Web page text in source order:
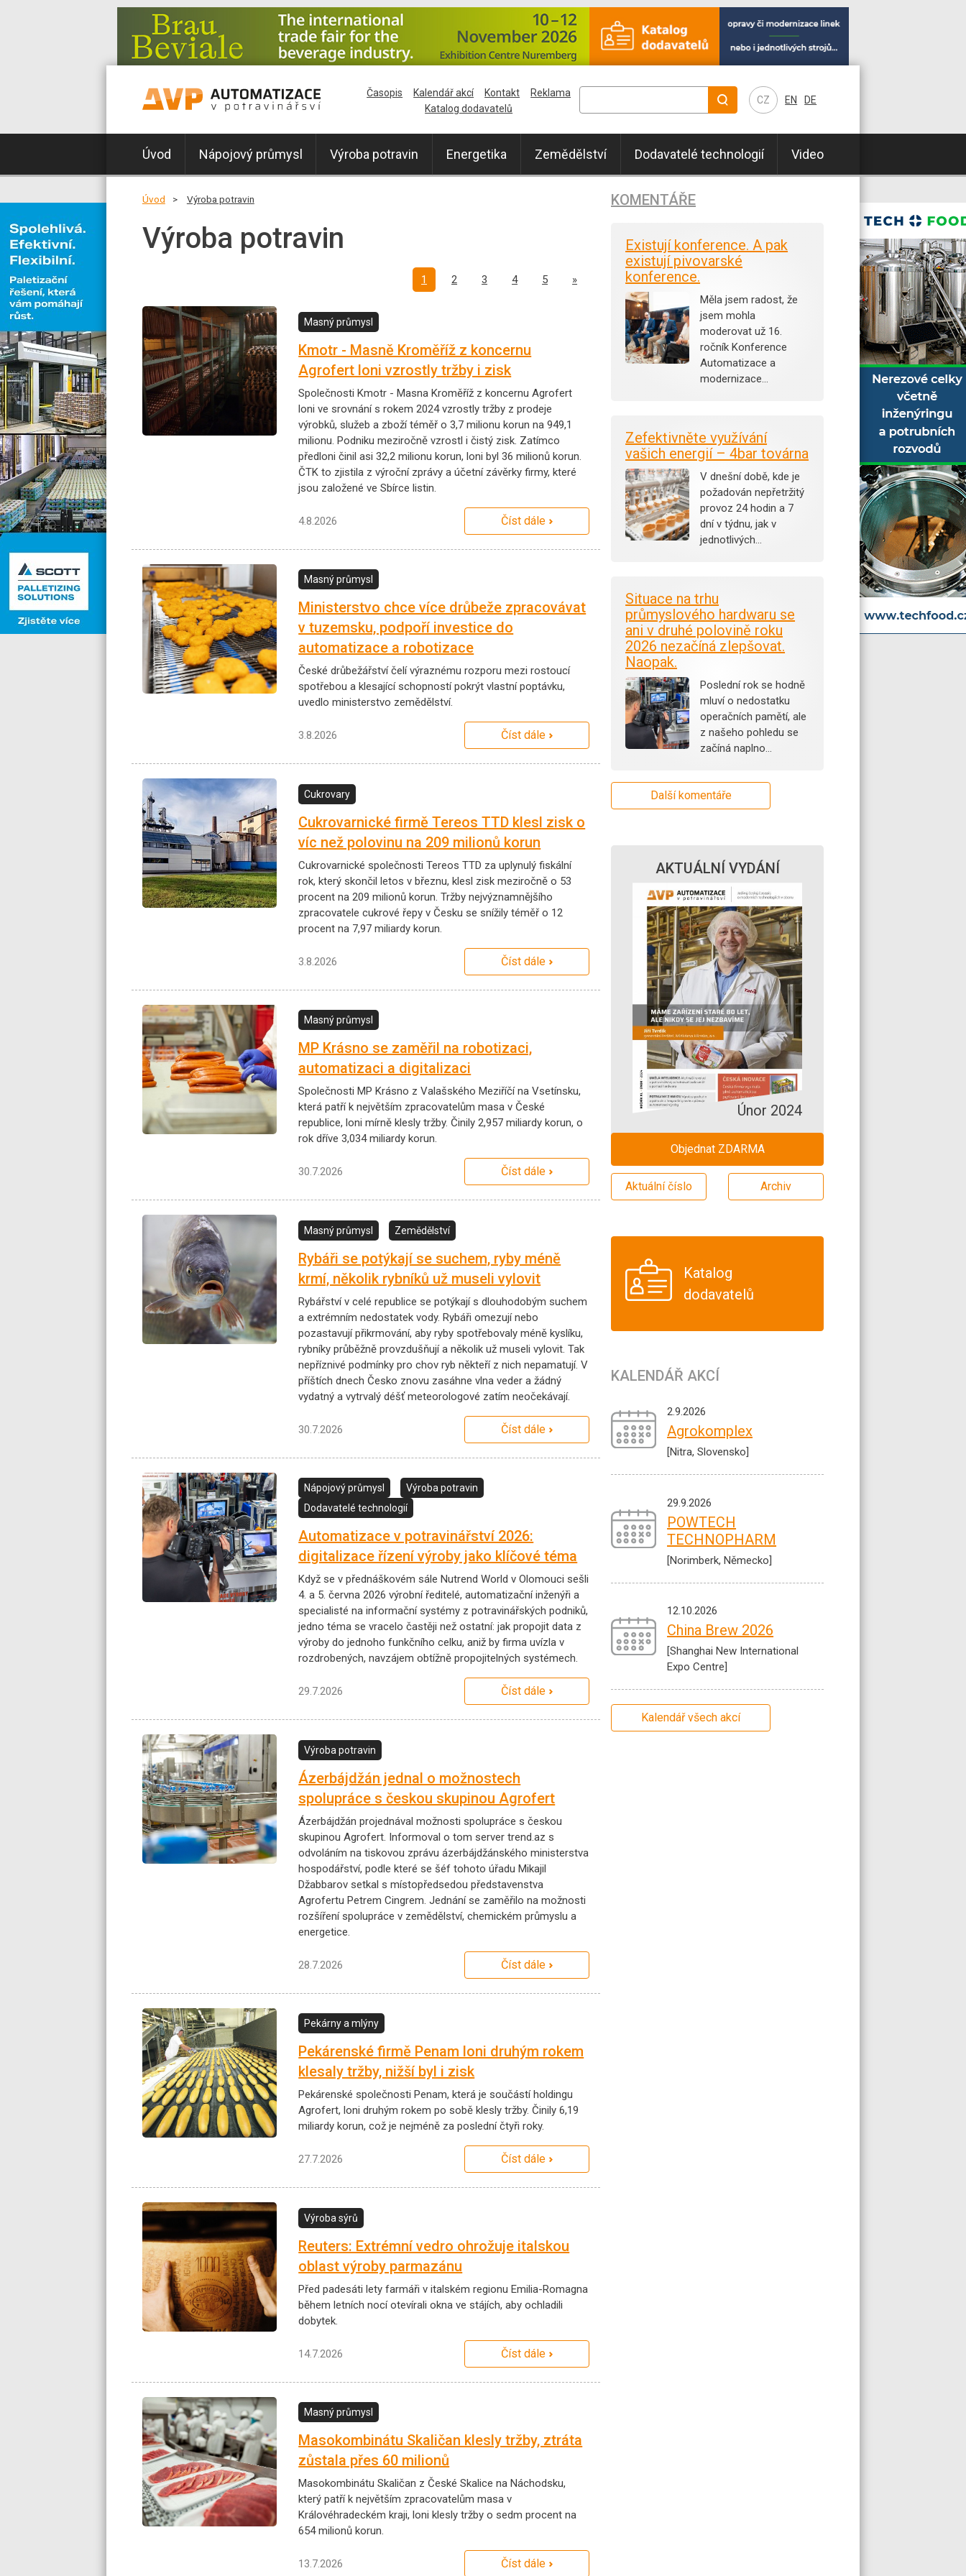
CZ EN DE
Úvod Nápojový průmysl Výroba potravin Energetika Zemědělství Dodavatelé technologií Video
Časopis Kalendář akcí Kontakt
Reklama
Katalog dodavatelů
Úvod Výroba potravin
Výroba potravin
1 2 3 4 5 »Další
Masný průmysl
Kmotr - Masně Kroměříž z koncernu
Agrofert loni vzrostly tržby i zisk
Společnosti Kmotr - Masna Kroměříž z koncernu Agrofert
loni ve srovnání s rokem 2024 vzrostly tržby z prodeje
výrobků, služeb a zboží téměř o 3,7 milionu korun na 949,1
milionu. Podniku meziročně vzrostl i čistý zisk. Zatímco
předloni činil asi 32,2 milionu korun, loni byl 36 milionů korun.
ČTK to zjistila z výroční zprávy a účetní závěrky firmy, které
jsou založené ve Sbírce listin.
4.8.2026 Číst dále
Masný průmysl
Ministerstvo chce více drůbeže zpracovávat
v tuzemsku, podpoří investice do
automatizace a robotizace
České drůbežářství čelí výraznému rozporu mezi rostoucí
spotřebou a klesající schopností pokrýt vlastní poptávku,
uvedlo ministerstvo zemědělství.
3.8.2026 Číst dále
Cukrovary
Cukrovarnické firmě Tereos TTD klesl zisk o
víc než polovinu na 209 milionů korun
Cukrovarnické společnosti Tereos TTD za uplynulý fiskální
rok, který skončil letos v březnu, klesl zisk meziročně o 53
procent na 209 milionů korun. Tržby nejvýznamnějšího
zpracovatele cukrové řepy v Česku se snížily téměř o 12
procent na 7,97 miliardy korun.
3.8.2026 Číst dále
Masný průmysl
MP Krásno se zaměřil na robotizaci,
automatizaci a digitalizaci
Společnosti MP Krásno z Valašského Meziříčí na Vsetínsku,
která patří k největším zpracovatelům masa v České
republice, loni mírně klesly tržby. Činily 2,957 miliardy korun, o
rok dříve 3,034 miliardy korun.
30.7.2026 Číst dále
Masný průmysl Zemědělství
Rybáři se potýkají se suchem, ryby méně
krmí, několik rybníků už museli vylovit
Rybářství v celé republice se potýkají s dlouhodobým suchem
a extrémním nedostatek vody. Rybáři omezují nebo
pozastavují přikrmování, aby ryby spotřebovaly méně kyslíku,
rybníky průběžně provzdušňují a několik už museli vylovit. Tak
nepříznivé podmínky pro chov ryb někteří z nich nepamatují. V
příštích dnech Česko znovu zasáhne vlna veder a žádný
vydatný a vytrvalý déšť meteorologové zatím neočekávají.
30.7.2026 Číst dále
Nápojový průmysl
Výroba potravin
Dodavatelé technologií
Automatizace v potravinářství 2026:
digitalizace řízení výroby jako klíčové téma
Když se v přednáškovém sále Nutrend World v Olomouci sešli
4. a 5. června 2026 výrobní ředitelé, automatizační inženýři a
specialisté na informační systémy z potravinářských podniků,
jedno téma se vracelo častěji než ostatní: jak propojit data z
výroby do jednoho funkčního celku, aniž by firma uvízla v
rozdrobených, navzájem obtížně propojitelných systémech.
29.7.2026 Číst dále
Výroba potravin
Ázerbájdžán jednal o možnostech
spolupráce s českou skupinou Agrofert
Ázerbájdžán projednával možnosti spolupráce s českou
skupinou Agrofert. Informoval o tom server trend.az s
odvoláním na tiskovou zprávu ázerbájdžánského ministerstva
hospodářství, podle které se šéf tohoto úřadu Mikajil
Džabbarov setkal s místopředsedou představenstva
Agrofertu Petrem Cingrem. Jednání se zaměřilo na možnosti
rozšíření spolupráce v zemědělství, chemickém průmyslu a
energetice.
28.7.2026 Číst dále
Pekárny a mlýny
Pekárenské firmě Penam loni druhým rokem
klesaly tržby, nižší byl i zisk
Pekárenské společnosti Penam, která je součástí holdingu
Agrofert, loni druhým rokem po sobě klesly tržby. Činily 6,19
miliardy korun, což je nejméně za poslední čtyři roky.
27.7.2026 Číst dále
Výroba sýrů
Reuters: Extrémní vedro ohrožuje italskou
oblast výroby parmazánu
Před padesáti lety farmáři v italském regionu Emilia-Romagna
během letních nocí otevírali okna ve stájích, aby ochladili
dobytek.
14.7.2026 Číst dále
Masný průmysl
Masokombinátu Skaličan klesly tržby, ztráta
zůstala přes 60 milionů
Masokombinátu Skaličan z České Skalice na Náchodsku,
který patří k největším zpracovatelům masa v
Královéhradeckém kraji, loni klesly tržby o sedm procent na
654 milionů korun.
13.7.2026 Číst dále
KOMENTÁŘE
Existují konference. A pak
existují pivovarské
konference.
Měla jsem radost, že
jsem mohla
moderovat už 16.
ročník Konference
Automatizace a
modernizace…
Zefektivněte využívání
vašich energií – 4bar továrna
V dnešní době, kde je
požadován nepřetržitý
provoz 24 hodin a 7
dní v týdnu, jak v
jednotlivých…
Situace na trhu
průmyslového hardwaru se
ani v druhé polovině roku
2026 nezačíná zlepšovat.
Naopak.
Poslední rok se hodně
mluví o nedostatku
operačních pamětí, ale
z našeho pohledu se
začíná naplno…
Další komentáře
AKTUÁLNÍ VYDÁNÍ
Únor 2024
Objednat ZDARMA
Aktuální číslo Archiv
Katalog
dodavatelů
KALENDÁŘ AKCÍ
2.9.2026
Agrokomplex
[Nitra, Slovensko]
29.9.2026
POWTECH
TECHNOPHARM
[Norimberk, Německo]
12.10.2026
China Brew 2026
[Shanghai New International
Expo Centre]
Kalendář všech akcí